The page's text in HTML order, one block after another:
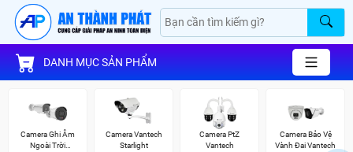
DANH MỤC SẢN PHẨM
Camera Ghi Âm
Ngoài Trời
Camera Vantech
Starlight
Camera PtZ
Vantech
Camera Bảo Vệ
Vành Đai Vantech